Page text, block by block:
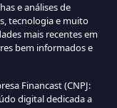
e análises de
tecnologia e muito
mais recentes em
bem informados e
Financast (CNPJ:
digital dedicada a